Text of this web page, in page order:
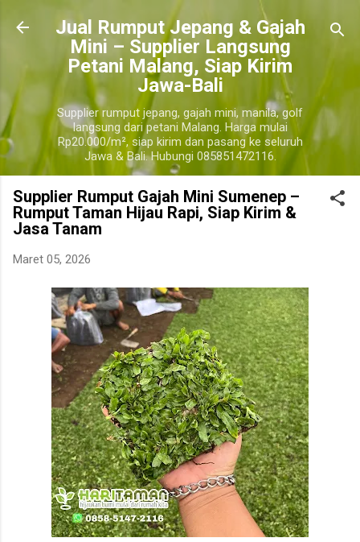
Langsung ke konten utama
​Jual Rumput Jepang & Gajah
Mini – Supplier Langsung
Petani Malang, Siap Kirim
Jawa-Bali
Supplier rumput jepang, gajah mini, manila, golf
langsung dari petani Malang. Harga mulai
Rp20.000/m², siap kirim dan pasang ke seluruh
Jawa & Bali. Hubungi 085851472116.
Supplier Rumput Gajah Mini Sumenep –
Rumput Taman Hijau Rapi, Siap Kirim &
Jasa Tanam
Maret 05, 2026